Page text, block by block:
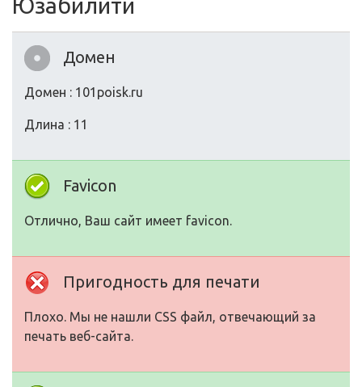
Юзабилити
Домен
Домен : 101poisk.ru
Длина : 11
Favicon
Отлично, Ваш сайт имеет favicon.
Пригодность для печати
Плохо. Мы не нашли CSS файл, отвечающий за
печать веб-сайта.